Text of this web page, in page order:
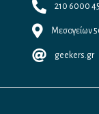
210 6000
Μεσογείων
geekers.gr